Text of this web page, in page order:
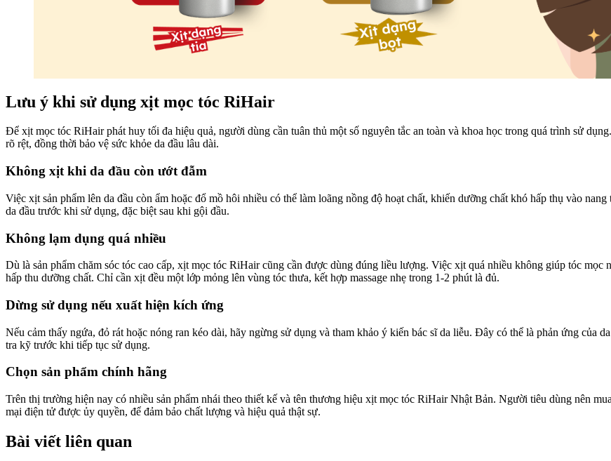
Lưu ý khi sử dụng xịt mọc tóc RiHair
Để xịt mọc tóc RiHair phát huy tối đa hiệu quả, người dùng cần tuân thủ một số nguyên tắc an toàn và khoa học trong quá trình sử
rõ rệt, đồng thời bảo vệ sức khỏe da đầu lâu dài.
Không xịt khi da đầu còn ướt đẫm
Việc xịt sản phẩm lên da đầu còn ẩm hoặc đổ mồ hôi nhiều có thể làm loãng nồng độ hoạt chất, khiến dưỡng chất khó hấp thụ vào
da đầu trước khi sử dụng, đặc biệt sau khi gội đầu.
Không lạm dụng quá nhiều
Dù là sản phẩm chăm sóc tóc cao cấp, xịt mọc tóc RiHair cũng cần được dùng đúng liều lượng. Việc xịt quá nhiều không giúp tóc mọc
hấp thu dưỡng chất. Chỉ cần xịt đều một lớp mỏng lên vùng tóc thưa, kết hợp massage nhẹ trong 1-2 phút là đủ.
Dừng sử dụng nếu xuất hiện kích ứng
Nếu cảm thấy ngứa, đỏ rát hoặc nóng ran kéo dài, hãy ngừng sử dụng và tham khảo ý kiến bác sĩ da liễu. Đây có thể là phản ứng của
tra kỹ trước khi tiếp tục sử dụng.
Chọn sản phẩm chính hãng
Trên thị trường hiện nay có nhiều sản phẩm nhái theo thiết kế và tên thương hiệu xịt mọc tóc RiHair Nhật Bản. Người tiêu dùng nên
mại điện tử được ủy quyền, để đảm bảo chất lượng và hiệu quả thật sự.
Bài viết liên quan